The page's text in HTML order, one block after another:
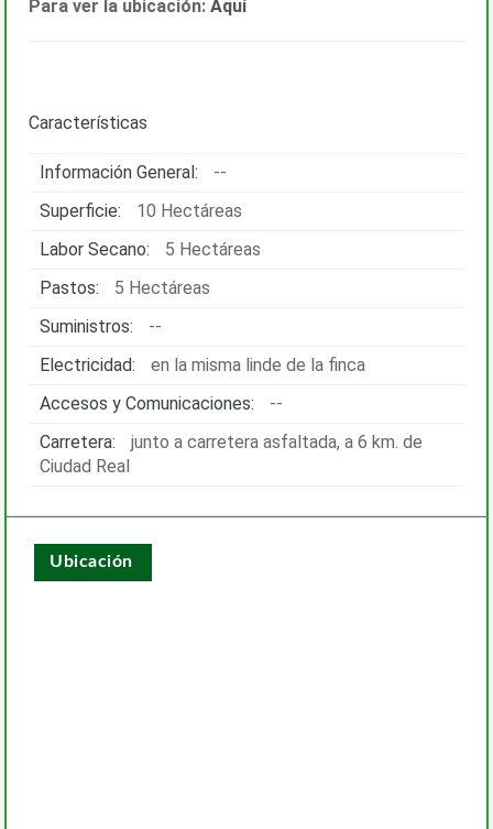
Para ver la ubicación: Aquí
Características
Información General:
--
Superficie:
10 Hectáreas
Labor Secano:
5 Hectáreas
Pastos:
5 Hectáreas
Suministros:
--
Electricidad:
en la misma linde de la finca
Accesos y Comunicaciones:
--
Carretera:
junto a carretera asfaltada, a 6 km. de
Ciudad Real
Ubicación